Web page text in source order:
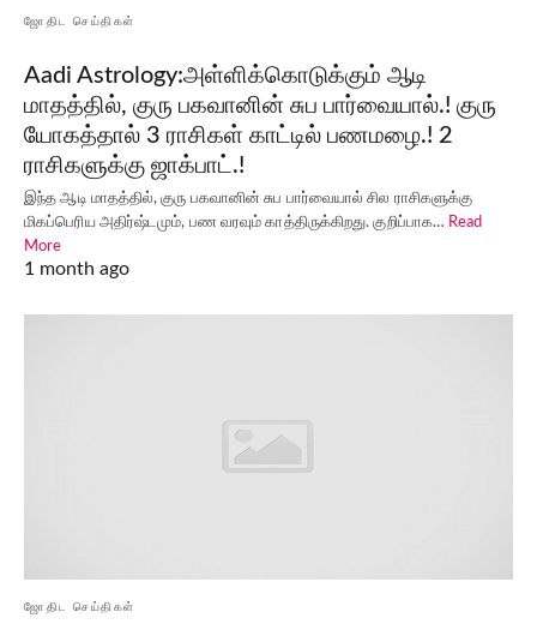
ஜோதிட செய்திகள்
Aadi Astrology:அள்ளிக்கொடுக்கும் ஆடி
மாதத்தில், குரு பகவானின் சுப பார்வையால்.! குரு
யோகத்தால் 3 ராசிகள் காட்டில் பணமழை.! 2
ராசிகளுக்கு ஜாக்பாட்.!
இந்த ஆடி மாதத்தில், குரு பகவானின் சுப பார்வையால் சில ராசிகளுக்கு
மிகப்பெரிய அதிர்ஷ்டமும், பண வரவும் காத்திருக்கிறது. குறிப்பாக… Read
More
1 month ago
ஜோதிட செய்திகள்